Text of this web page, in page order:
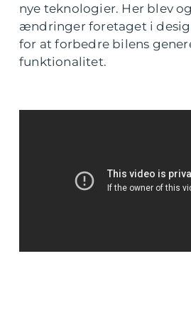
nye teknologier. Her blev
ændringer foretaget i
for at forbedre bilens
funktionalitet.